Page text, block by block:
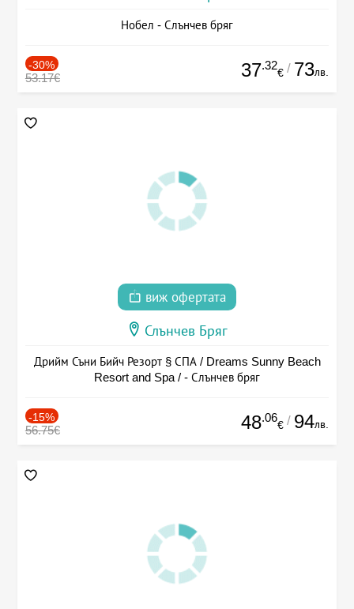
Нобел - Слънчев бряг
-30%
53.17€ 37.32
€ / 73лв.
виж офертата
Слънчев Бряг
Дрийм Съни Бийч Резорт § СПА / Dreams Sunny Beach
Resort and Spa / - Слънчев бряг
-15%
56.75€ 48.06
€ / 94лв.